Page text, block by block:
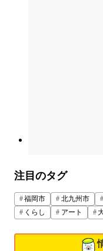
注目のタグ
福岡市 北九州市
くらし
アート